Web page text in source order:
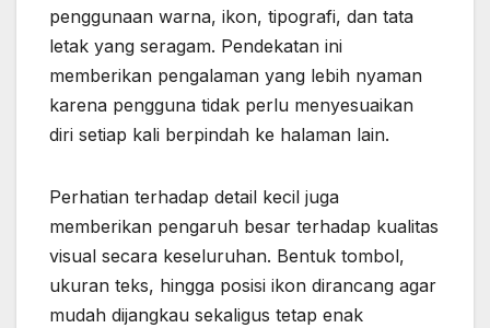
penggunaan warna, ikon, tipografi, dan tata
letak yang seragam. Pendekatan ini
memberikan pengalaman yang lebih nyaman
karena pengguna tidak perlu menyesuaikan
diri setiap kali berpindah ke halaman lain.
Perhatian terhadap detail kecil juga
memberikan pengaruh besar terhadap kualitas
visual secara keseluruhan. Bentuk tombol,
ukuran teks, hingga posisi ikon dirancang agar
mudah dijangkau sekaligus tetap enak